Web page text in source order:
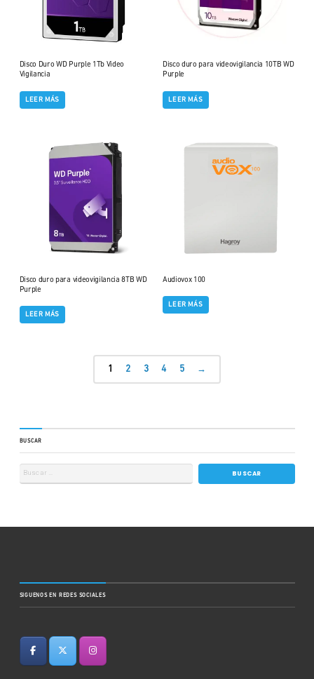
Disco Duro WD Purple 1Tb Video
Vigilancia
LEER MÁS
Disco duro para videovigilancia 10TB WD
Purple
LEER MÁS
Disco duro para videovigilancia 8TB WD
Purple
LEER MÁS
Audiovox 100
LEER MÁS
1 2 3 4 5 →
BUSCAR
SIGUENOS EN REDES SOCIALES